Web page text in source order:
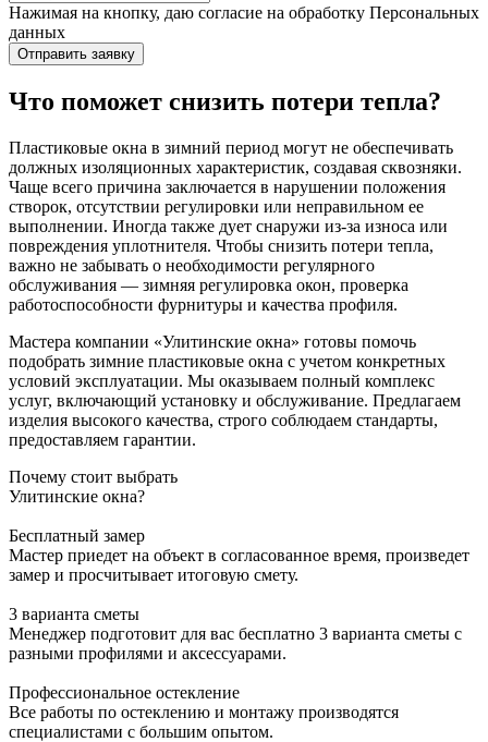
Нажимая на кнопку, даю согласие на обработку Персональных
данных
Отправить заявку
Что поможет снизить потери тепла?
Пластиковые окна в зимний период могут не обеспечивать
должных изоляционных характеристик, создавая сквозняки.
Чаще всего причина заключается в нарушении положения
створок, отсутствии регулировки или неправильном ее
выполнении. Иногда также дует снаружи из-за износа или
повреждения уплотнителя. Чтобы снизить потери тепла,
важно не забывать о необходимости регулярного
обслуживания — зимняя регулировка окон, проверка
работоспособности фурнитуры и качества профиля.
Мастера компании «Улитинские окна» готовы помочь
подобрать зимние пластиковые окна с учетом конкретных
условий эксплуатации. Мы оказываем полный комплекс
услуг, включающий установку и обслуживание. Предлагаем
изделия высокого качества, строго соблюдаем стандарты,
предоставляем гарантии.
Почему стоит выбрать
Улитинские окна?
Бесплатный замер
Мастер приедет на объект в согласованное время, произведет
замер и просчитывает итоговую смету.
3 варианта сметы
Менеджер подготовит для вас бесплатно 3 варианта сметы с
разными профилями и аксессуарами.
Профессиональное остекление
Все работы по остеклению и монтажу производятся
специалистами с большим опытом.